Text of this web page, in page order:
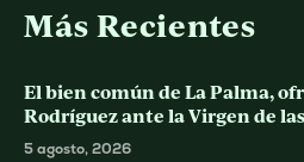
Más Recientes
El bien común de La Palma,
Rodríguez ante la Virgen de
5 agosto, 2026